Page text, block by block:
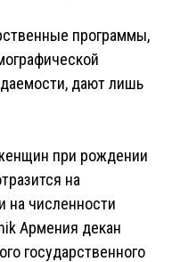
программы,
дают лишь
при рождении
на
на численности
Армения декан
государственного